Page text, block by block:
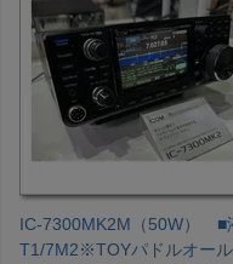
IC-7300MK2M（50W） ■
T1/7M2※TOYパドルオー